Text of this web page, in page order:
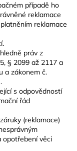
případě ho
reklamace
reklamace
práv z
§ 2099 až 2117 a
a zákonem č.
s odpovědností
řád
(reklamace)
opotřebení věci